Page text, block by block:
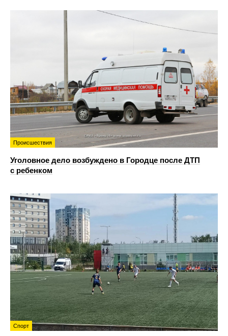
Происшествия
Уголовное дело возбуждено в Городце после ДТП
с ребенком
Спорт